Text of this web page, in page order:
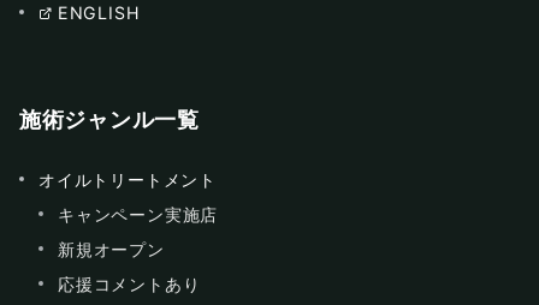
ENGLISH
施術ジャンル一覧
オイルトリートメント
キャンペーン実施店
新規オープン
応援コメントあり